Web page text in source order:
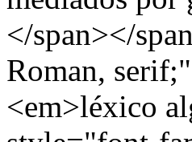
</span></
Roman,
<em>léxico